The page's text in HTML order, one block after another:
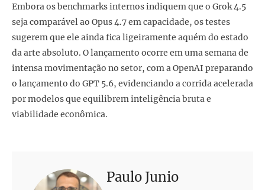
Embora os benchmarks internos indiquem que o Grok 4.5
seja comparável ao Opus 4.7 em capacidade, os testes
sugerem que ele ainda fica ligeiramente aquém do estado
da arte absoluto. O lançamento ocorre em uma semana de
intensa movimentação no setor, com a OpenAI preparando
o lançamento do GPT 5.6, evidenciando a corrida acelerada
por modelos que equilibrem inteligência bruta e
viabilidade econômica.
Paulo Junio